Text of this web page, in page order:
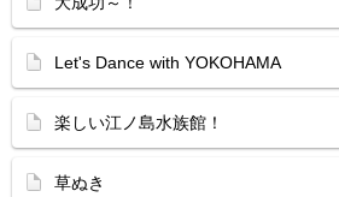
Let's Dance with YOKOHAMA
楽しい江ノ島水族館！
草ぬき